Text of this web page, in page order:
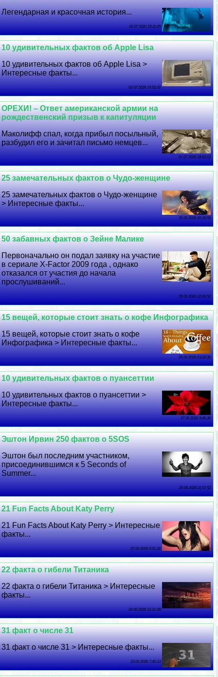
Легендарная и красочная история...
03 07 2026 19:11:25
10 удивительных фактов об Apple Lisa
10 удивительных фактов об Apple Lisa >
Интересные факты...
02 07 2026 19:52:32
ОРЕХИ! – Ответ американской армии на
рождественский призыв к капитуляции
Маколифф спал, когда прибыл посыльный,
разбудил его и зачитал письмо немцев...
01 07 2026 18:52:12
25 замечательных фактов о Чудо-женщине
25 замечательных фактов о Чудо-женщине
> Интересные факты...
30 06 2026 20:30:59
50 забавных фактов о Зейне Малике
Первоначально он подал заявку на участие
в сериале X-Factor 2009 года , однако
отказался от участия до начала
прослушиваний...
29 06 2026 22:24:52
15 вещей, которые стоит знать о кофе Инфографика
15 вещей, которые стоит знать о кофе
Инфографика > Интересные факты...
28 06 2026 23:30:36
10 удивительных фактов о пуансеттии
10 удивительных фактов о пуансеттии >
Интересные факты...
27 06 2026 9:46:36
Эштон Ирвин 250 фактов о 5SOS
Эштон был последним участником,
присоединившимся к 5 Seconds of
Summer...
26 06 2026 11:57:52
21 Fun Facts About Katy Perry
21 Fun Facts About Katy Perry > Интересные
факты...
25 06 2026 9:51:32
22 факта о гибели Титаника
22 факта о гибели Титаника > Интересные
факты...
24 06 2026 12:31:28
31 факт о числе 31
31 факт о числе 31 > Интересные факты...
23 06 2026 7:45:33